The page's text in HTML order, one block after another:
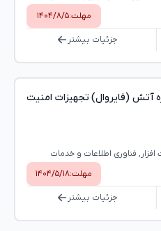
مهلت:۱۴۰۴/۸/۵
جزئیات بیشتر
دیواره آتش (فایروال) تجهیزات امنیت
فناوری اطلاعات و خدمات
مهلت:۱۴۰۴/۵/۱۸
جزئیات بیشتر